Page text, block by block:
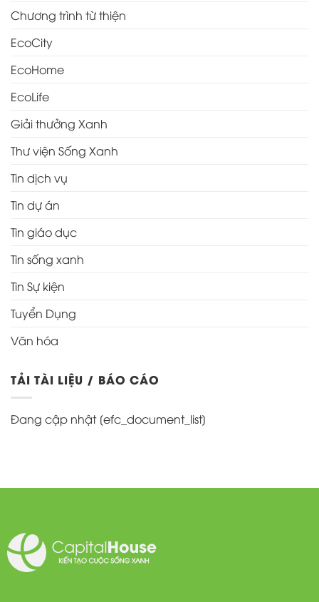
Chương trình từ thiện
EcoCity
EcoHome
EcoLife
Giải thưởng Xanh
Thư viện Sống Xanh
Tin dịch vụ
Tin dự án
Tin giáo dục
Tin sống xanh
Tin Sự kiện
Tuyển Dụng
Văn hóa
TẢI TÀI LIỆU / BÁO CÁO
Đang cập nhật [efc_document_list]